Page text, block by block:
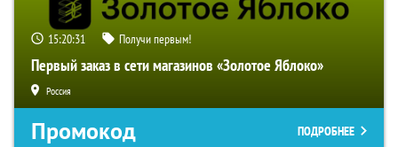
15:20:31 Получи первым!
Первый заказ в сети магазинов «Золотое Яблоко»
Россия
Промокод ПОДРОБНЕЕ